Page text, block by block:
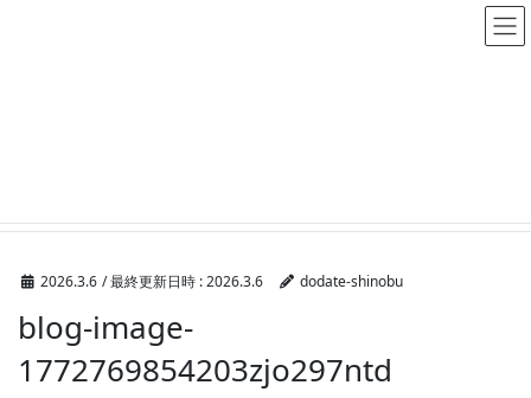
2026.3.6 / 最終更新日時 :2026.3.6 dodate-shinobu
blog-image-
1772769854203zjo297ntd